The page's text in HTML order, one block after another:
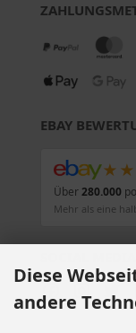
EBAY
Über280.000
Mehr als eine
Diese
andere